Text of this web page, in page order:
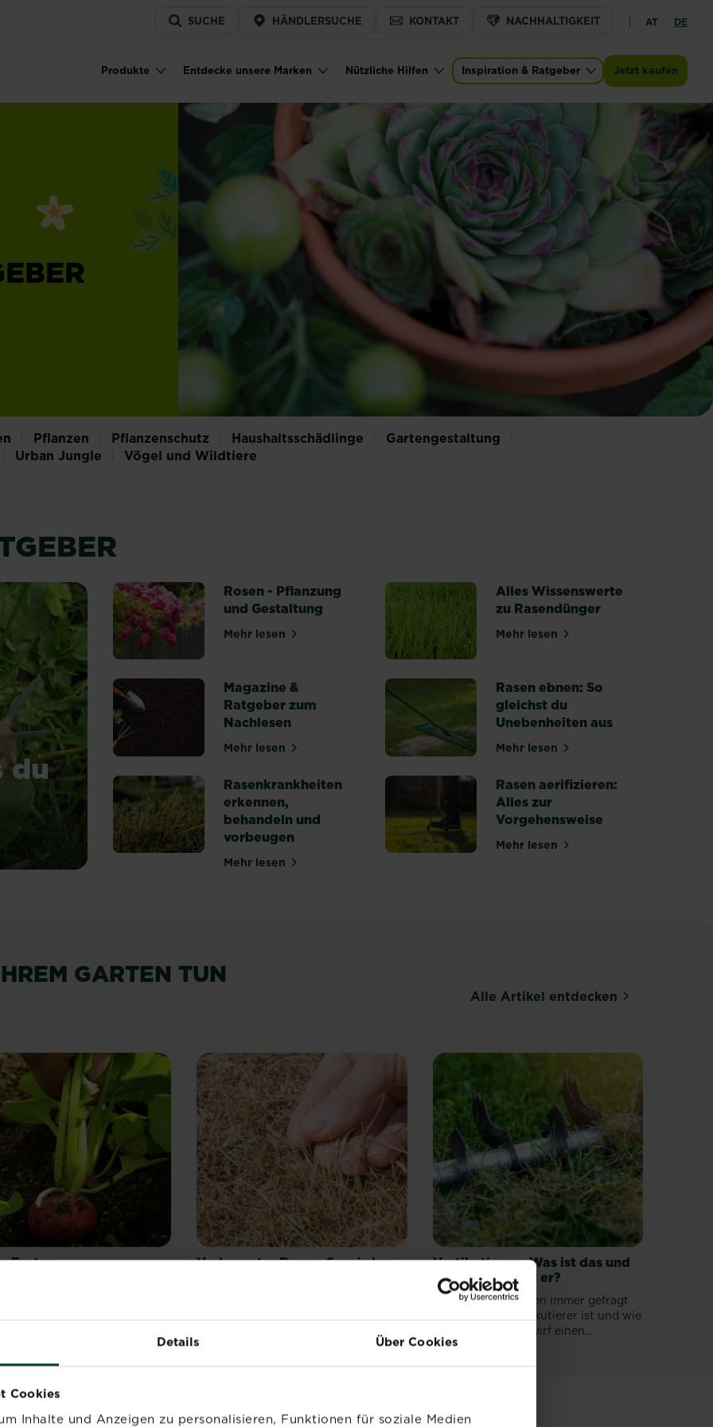
Details Über Cookies
Cookies
Inhalte und Anzeigen zu personalisieren, Funktionen für soziale Medien
Service
menu
SUCHE HÄNDLERSUCHE KONTAKT NACHHALTIGKEIT AT DE
Main navigation
Produkte Entdecke unsere Marken Nützliche Hilfen Inspiration & Ratgeber Jetzt kaufen
Pflanzen Pflanzenschutz Haushaltsschädlinge
Gartengestaltung
Urban Jungle Vögel und Wildtiere
du
was du wissen solltest!
Rosen - Pflanzung
und Gestaltung
Mehr lesenüber Rosen - Pflanzung und Gestaltung
Alles Wissenswerte
zu Rasendünger
Mehr lesenüber Alles Wissenswerte zu
Magazine &
Ratgeber zum
Nachlesen
Mehr lesenüber Magazine & Ratgeber zum Nachlesen
Rasen ebnen: So
gleichst du
Unebenheiten aus
Mehr lesenüber Rasen ebnen: So gleichst
Rasenkrankheiten
erkennen,
behandeln und
vorbeugen
Mehr lesenüber Rasenkrankheiten erkennen, behandeln und vorbeugen
Rasen aerifizieren:
Alles zur
Vorgehensweise
Mehr lesenüber Rasen aerifizieren: Alles
GARTEN TUN
Alle Artikel entdecken
Ernten
Verbrannter Rasen: So wird er
Vertikutierer - Was ist das und
wie funktioniert er?
Wenn du dich schon immer gefragt
hast, was ein Vertikutierer ist und wie
man ihn benutzt, wirf einen...